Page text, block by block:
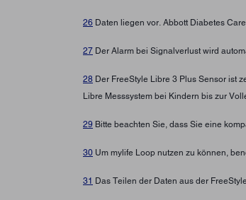
26 Daten liegen vor. Abbott Diabetes
27 Der Alarm bei Signalverlust wird
28 Der FreeStyle Libre 3 Plus Sensor ist
Libre Messsystem bei Kindern bis zur
29 Bitte beachten Sie, dass Sie eine
30 Um mylife Loop nutzen zu können,
31 Das Teilen der Daten aus der